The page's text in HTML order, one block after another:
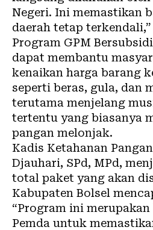
Negeri. Ini memastikan
daerah tetap
Program GPM
dapat membantu
kenaikan harga barang
seperti beras, gula, dan
terutama menjelang
tertentu yang biasanya
pangan melonjak.
Kadis Ketahanan
Djauhari, SPd, MPd,
total paket yang akan
Kabupaten Bolsel
“Program ini
Pemda untuk